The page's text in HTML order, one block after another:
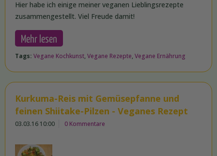
Hier habe ich einige meiner veganen Lieblingsrezepte
zusammengestellt. Viel Freude damit!
Mehr lesen
Tags: Vegane Kochkunst, Vegane Rezepte, Vegane Ernährung
Kurkuma-Reis mit Gemüsepfanne und
feinen Shiitake-Pilzen - Veganes Rezept
03.03.16 10:00 0 Kommentare